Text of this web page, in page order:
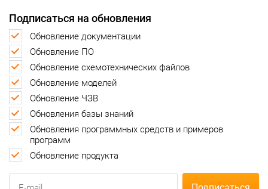
Подписаться на обновления
Обновление документации
Обновление ПО
Обновление схемотехнических файлов
Обновление моделей
Обновление ЧЗВ
Обновления базы знаний
Обновления программных средств и примеров
программ
Обновление продукта